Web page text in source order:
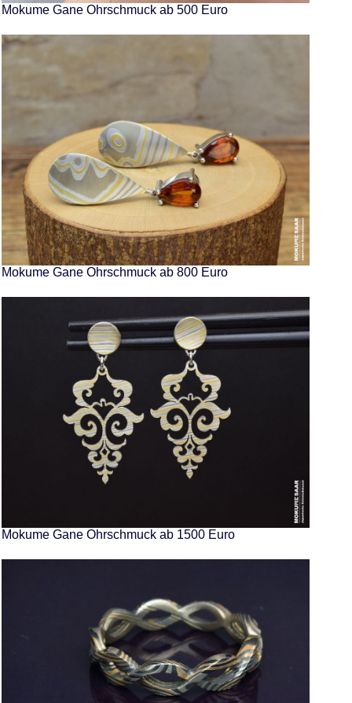
Mokume Gane Ohrschmuck ab 500 Euro
Mokume Gane Ohrschmuck ab 800 Euro
Mokume Gane Ohrschmuck ab 1500 Euro